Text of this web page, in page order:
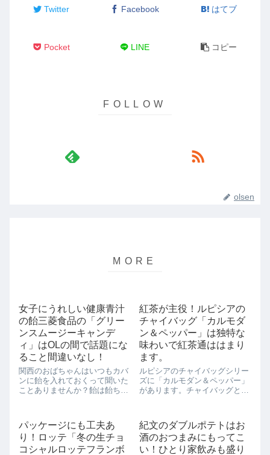
Twitter Facebook はてブ
Pocket LINE コピー
olsen
女子にうれしい健康青汁
の飴三菱食品の「グリー
ンスムージーキャンデ
ィ」はOLの間で話題にな
ること間違いなし！
関西のおばちゃんはいつもカバ
ンに飴を入れておくって聞いた
ことありませんか？飴は飴ちゃ
ちでばらまかれるものとなって
います。もちろん、OL女子のカ
バンにも飴ちゃんは入っている
んですよね。と...
紅茶が主役！ルピシアの
チャイバッグ「カルモダ
ン＆ペッパー」は独特な
味わいで紅茶通ははまり
ます。
ルピシアのチャイバッグシリー
ズに「カルモダン＆ペッパー」
があります。チャイバッグとい
はお湯で作ってみました。「カ
ルモダン＆ペッパー」の袋に
は、ゴヤ「着衣のマハ」マドリ
ード、プラド美術館...
パッケージにも工夫あ
り！ロッテ「冬の生チョ
コシャルロッテフランボ
紀文のダブルポテトはお
酒のおつまみにもってこ
い！ひとり家飲みも盛り